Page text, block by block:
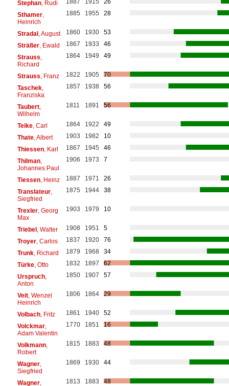
Stephan, Rudi 1887 1915
26
Sthamer,
Heinrich
1885 1955 28
Stradal, August 1860 1930
53
Sträßer, Ewald 1867 1933
46
Strauss
Richard
1864 1949 49
Strauss , Franz 1822 1905
70
Taschek,
Franziska
1857 1938 56
Taubert,
Wilhelm
1811 1891 56
Teike, Carl 1864 1922
49
Thate, Albert 1903 1982
10
Thiessen, Karl 1867 1945
46
Thilman,
Johannes Paul
1906 1973 7
Tiessen, Heinz 1887 1971
26
Translateur,
Siegfried
1875 1944 38
Trexler, Georg
Max
1903 1979 10
Triebel, Walter 1908 1951
5
Troyer, Carlos 1837 1920
76
Trunk, Richard 1879 1968
34
Türke, Otto 1832 1897
62
Urspruch,
Anton
1850 1907 57
Veit, Wenzel
Heinrich
1806 1864 29
Volbach, Fritz 1861 1940
52
Volckmar,
Adam Valentin
1770 1851 16
Volkmann,
Robert
1815 1883 48
Wagner,
Siegfried
1869 1930 44
Wagner,
1813 1883 48